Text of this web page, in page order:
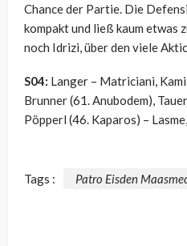
Chance der Partie. Die
kompakt und ließ kaum etwas
noch Idrizi, über den viele
S04: Langer – Matriciani,
Brunner (61. Anubodem),
Pöpperl (46. Kaparos) –
Tags : Patro Eisden